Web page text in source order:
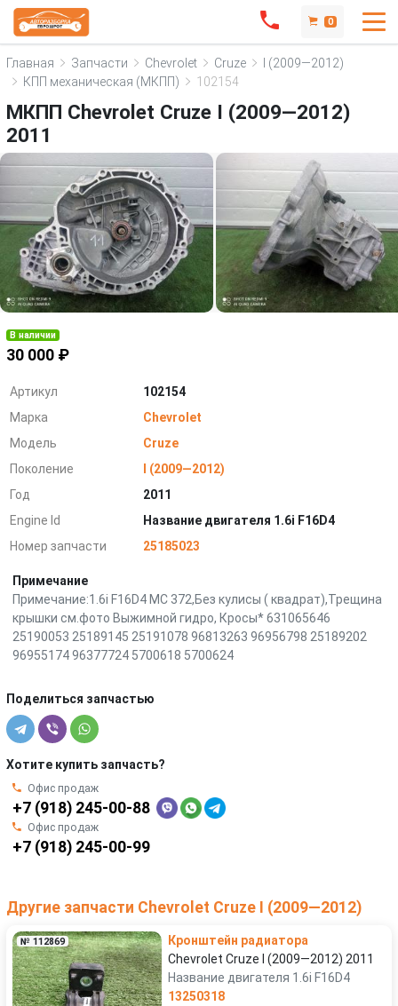
0
Главная Запчасти Chevrolet Cruze
I (2009—2012)
КПП механическая (МКПП)
102154
МКПП Chevrolet Cruze I (2009—2012)
2011
В наличии
30 000 ₽
Артикул
102154
Марка
Chevrolet
Модель
Cruze
Поколение
I (2009—2012)
Год
2011
Engine Id
Название двигателя 1.6i F16D4
Номер запчасти
25185023
Примечание
Примечание:1.6i F16D4 MC 372,Без кулисы ( квадрат),Трещина
крышки см.фото Выжимной гидро, Кросы* 631065646
25190053 25189145 25191078 96813263 96956798 25189202
96955174 96377724 5700618 5700624
Поделиться запчастью
Хотите купить запчасть?
Офис продаж
+7 (918) 245-00-88
Офис продаж
+7 (918) 245-00-99
Другие запчасти Chevrolet Cruze I (2009—2012)
№ 112869
Кронштейн радиатора
Chevrolet Cruze I (2009—2012) 2011
Название двигателя 1.6i F16D4
13250318